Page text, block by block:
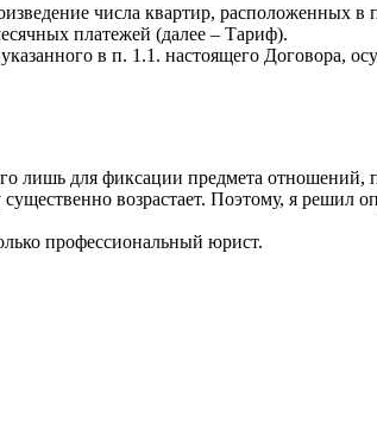
числа квартир, расположенных
платежей (далее – Тариф).
в п. 1.1. настоящего Договора,
лишь для фиксации предмета отношений,
возрастает. Поэтому, я решил
профессиональный юрист.